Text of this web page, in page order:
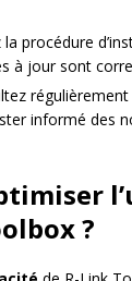
la procédure
à jour sont
informé des
?